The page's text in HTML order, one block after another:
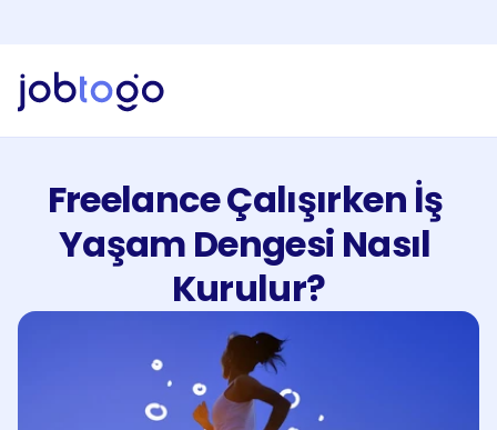
Freelance Çalışırken İş
Yaşam Dengesi Nasıl
Kurulur?
Giriş Yap
Kaydol
Freelancer
İşveren
Faturalandırma
Hizmetlerimiz
EN